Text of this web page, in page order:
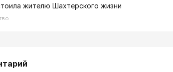
жителю Шахтерского жизни